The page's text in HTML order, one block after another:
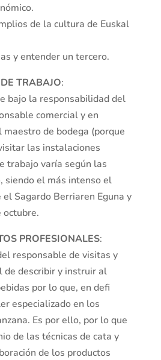
de la cultura de Euskal
y entender un tercero.
TRABAJO:
bajo la responsabilidad del
comercial y en
maestro de bodega (porque
las instalaciones
trabajo varía según las
siendo el más intenso el
Sagardo Berriaren Eguna y
octubre.
PROFESIONALES:
responsable de visitas y
de describir y instruir al
por lo que, en defi
especializado en los
Es por ello, por lo que
de las técnicas de cata y
de los productos